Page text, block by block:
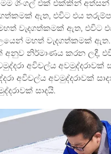
ශිංගල් එක් එක්කින් අත්සන්
ඇත, එවිට එය
වැදගත්කමක් ඇත, එවිට
මහත් වැදගත්කමක්
අනුව නිර්මාණය කරන ලදී,
අවිචල්ය අවමුද්දරාවක්
අවිචල්ය අවමුද්දරාවක්
සාදයි.